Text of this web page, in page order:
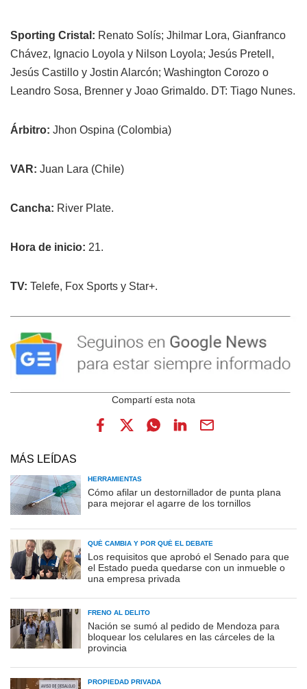
Sporting Cristal: Renato Solís; Jhilmar Lora, Gianfranco
Chávez, Ignacio Loyola y Nilson Loyola; Jesús Pretell,
Jesús Castillo y Jostin Alarcón; Washington Corozo o
Leandro Sosa, Brenner y Joao Grimaldo. DT: Tiago Nunes.
Árbitro: Jhon Ospina (Colombia)
VAR: Juan Lara (Chile)
Cancha: River Plate.
Hora de inicio: 21.
TV: Telefe, Fox Sports y Star+.
MÁS LEÍDAS
HERRAMIENTAS
Cómo afilar un destornillador de punta plana
para mejorar el agarre de los tornillos
QUÉ CAMBIA Y POR QUÉ EL DEBATE
Los requisitos que aprobó el Senado para que
el Estado pueda quedarse con un inmueble o
una empresa privada
FRENO AL DELITO
Nación se sumó al pedido de Mendoza para
bloquear los celulares en las cárceles de la
provincia
PROPIEDAD PRIVADA